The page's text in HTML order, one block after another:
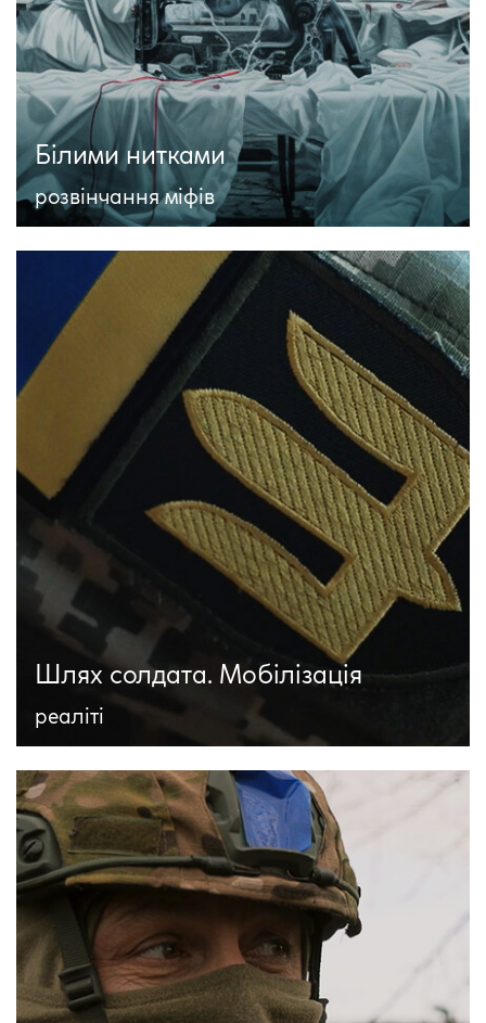
Шлях солдата. Мобілізація
реаліті
Білими нитками
розвінчання міфів